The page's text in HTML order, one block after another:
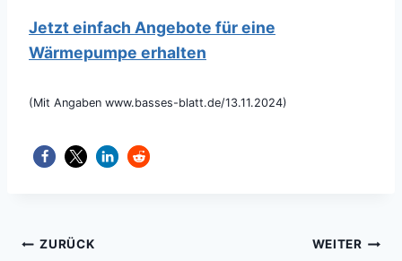
Jetzt einfach Angebote für eine
Wärmepumpe erhalten
(Mit Angaben www.basses-blatt.de/13.11.2024)
Beitragsnavigation
ZURÜCK WEITER